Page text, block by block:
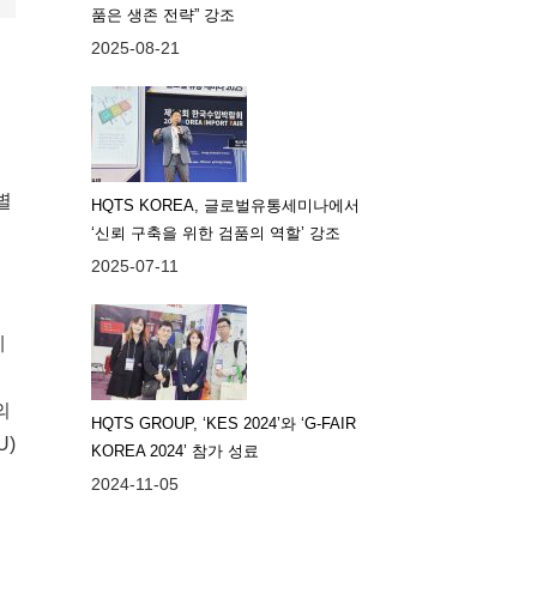
품은 생존 전략” 강조
2025-08-21
HQTS KOREA, 글로벌유통세미나에서
‘신뢰 구축을 위한 검품의 역할’ 강조
2025-07-11
HQTS GROUP, ‘KES 2024’와 ‘G-FAIR
KOREA 2024’ 참가 성료
2024-11-05